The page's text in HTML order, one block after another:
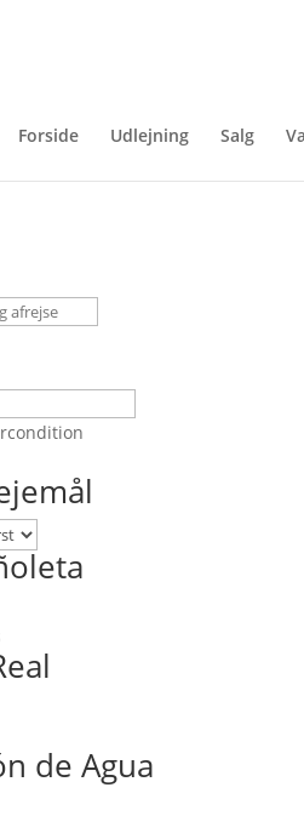
Forside Udlejning Salg
de Agua